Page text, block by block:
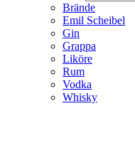
Brände
Emil Scheibel
Gin
Grappa
Liköre
Rum
Vodka
Whisky